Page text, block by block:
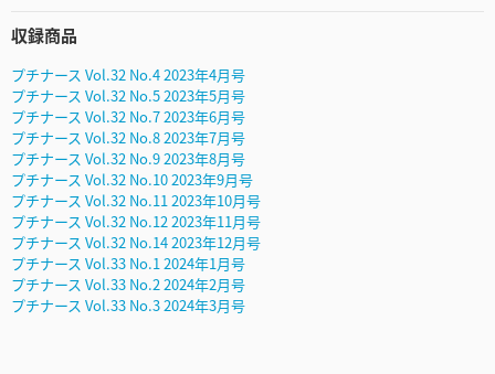
収録商品
プチナース Vol.32 No.4 2023年4月号
プチナース Vol.32 No.5 2023年5月号
プチナース Vol.32 No.7 2023年6月号
プチナース Vol.32 No.8 2023年7月号
プチナース Vol.32 No.9 2023年8月号
プチナース Vol.32 No.10 2023年9月号
プチナース Vol.32 No.11 2023年10月号
プチナース Vol.32 No.12 2023年11月号
プチナース Vol.32 No.14 2023年12月号
プチナース Vol.33 No.1 2024年1月号
プチナース Vol.33 No.2 2024年2月号
プチナース Vol.33 No.3 2024年3月号